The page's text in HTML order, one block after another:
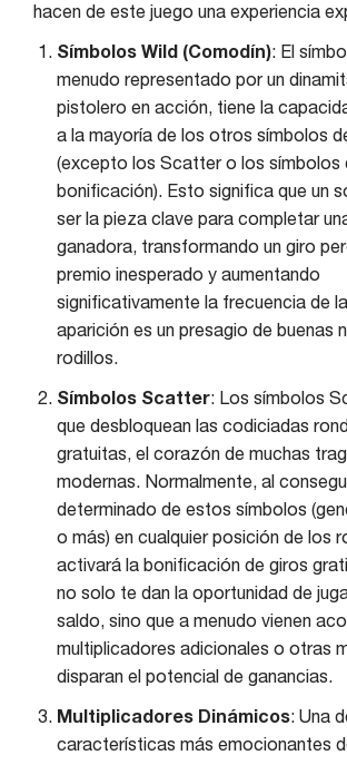
hacen de este juego una experiencia
Símbolos Wild (Comodín): El
menudo representado por un
pistolero en acción, tiene la
a la mayoría de los otros símbolos
(excepto los Scatter o los símbolos
bonificación). Esto significa que un
ser la pieza clave para completar
ganadora, transformando un giro
premio inesperado y aumentando
significativamente la frecuencia de
aparición es un presagio de buenas
rodillos.
Símbolos Scatter: Los símbolos
que desbloquean las codiciadas
gratuitas, el corazón de muchas
modernas. Normalmente, al
determinado de estos símbolos
o más) en cualquier posición de los
activará la bonificación de giros
no solo te dan la oportunidad de
saldo, sino que a menudo vienen
multiplicadores adicionales o otras
disparan el potencial de ganancias.
Multiplicadores Dinámicos: Una
características más emocionantes